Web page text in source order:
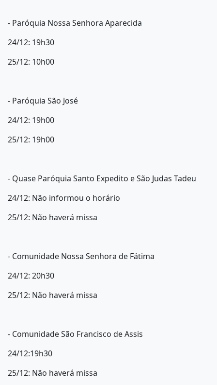
- Paróquia Nossa Senhora Aparecida
24/12: 19h30
25/12: 10h00
- Paróquia São José
24/12: 19h00
25/12: 19h00
- Quase Paróquia Santo Expedito e São Judas Tadeu
24/12: Não informou o horário
25/12: Não haverá missa
- Comunidade Nossa Senhora de Fátima
24/12: 20h30
25/12: Não haverá missa
- Comunidade São Francisco de Assis
24/12:19h30
25/12: Não haverá missa